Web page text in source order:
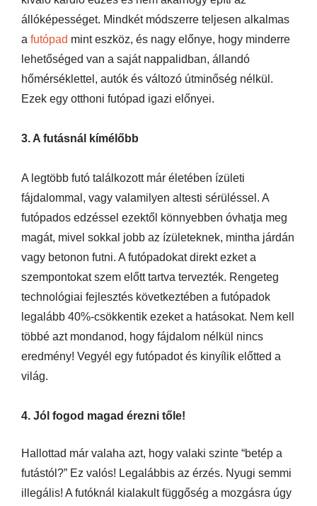
állóképességet. Mindkét módszerre teljesen alkalmas
a futópad mint eszköz, és nagy előnye, hogy minderre
lehetőséged van a saját nappalidban, állandó
hőmérséklettel, autók és változó útminőség nélkül.
Ezek egy otthoni futópad igazi előnyei.
3. A futásnál kímélőbb
A legtöbb futó találkozott már életében ízületi
fájdalommal, vagy valamilyen altesti sérüléssel. A
futópados edzéssel ezektől könnyebben óvhatja meg
magát, mivel sokkal jobb az ízületeknek, mintha járdán
vagy betonon futni. A futópadokat direkt ezket a
szempontokat szem előtt tartva tervezték. Rengeteg
technológiai fejlesztés következtében a futópadok
legalább 40%-csökkentik ezeket a hatásokat. Nem kell
többé azt mondanod, hogy fájdalom nélkül nincs
eredmény! Vegyél egy futópadot és kinyílik előtted a
világ.
4. Jól fogod magad érezni tőle!
Hallottad már valaha azt, hogy valaki szinte “betép a
futástól?” Ez valós! Legalábbis az érzés. Nyugi semmi
illegális! A futóknál kialakult függőség a mozgásra úgy